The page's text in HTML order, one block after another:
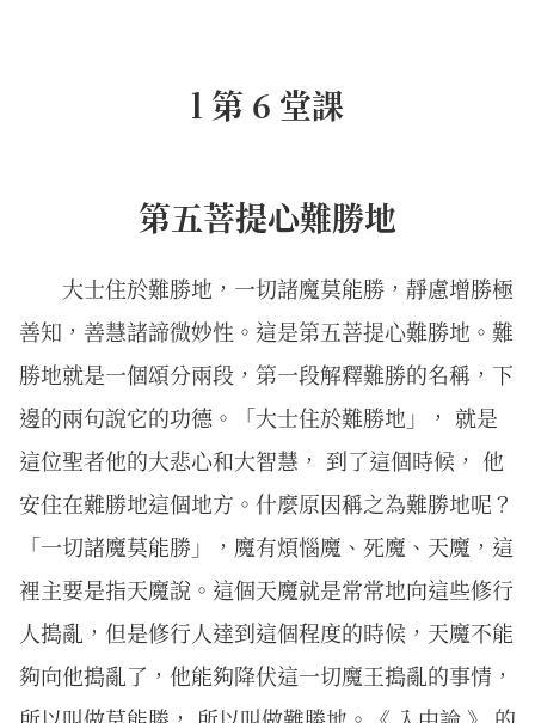
l 第 6 堂課
第五菩提心難勝地
⼤⼠住於難勝地，⼀切諸魔莫能勝，靜慮增勝極
善知，善慧諸諦微妙性。這是第五菩提心難勝地。難
勝地就是一個頌分兩段，第一段解釋難勝的名稱，下
邊的兩句說它的功德。「大士住於難勝地」， 就是
這位聖者他的大悲心和大智慧， 到了這個時候， 他
安住在難勝地這個地方。什麼原因稱之為難勝地呢？
「一切諸魔莫能勝」，魔有煩惱魔、死魔、天魔，這
裡主要是指天魔說。這個天魔就是常常地向這些修行
人搗亂，但是修行人達到這個程度的時候，天魔不能
夠向他搗亂了，他能夠降伏這一切魔王搗亂的事情，